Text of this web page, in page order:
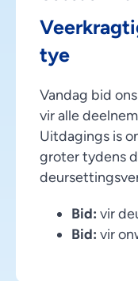
tye
Vandag bid
vir alle
Uitdagings is
groter tydens
Bid: vir
Bid: vir